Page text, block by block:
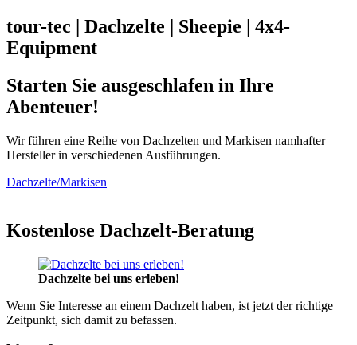
tour-tec | Dachzelte | Sheepie | 4x4-
Equipment
Starten Sie ausgeschlafen in Ihre
Abenteuer!
Wir führen eine Reihe von Dachzelten und Markisen namhafter
Hersteller in verschiedenen Ausführungen.
Dachzelte/Markisen
Kostenlose Dachzelt-Beratung
Dachzelte bei uns erleben!
Wenn Sie Interesse an einem Dachzelt haben, ist jetzt der richtige
Zeitpunkt, sich damit zu befassen.